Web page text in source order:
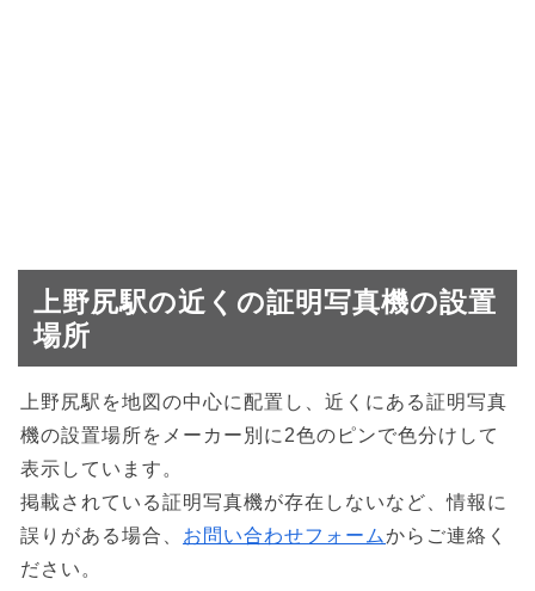
上野尻駅の近くの証明写真機の設置
場所
上野尻駅を地図の中心に配置し、近くにある証明写真
機の設置場所をメーカー別に2色のピンで色分けして
表示しています。
掲載されている証明写真機が存在しないなど、情報に
誤りがある場合、 お問い合わせフォームからご連絡く
ださい。